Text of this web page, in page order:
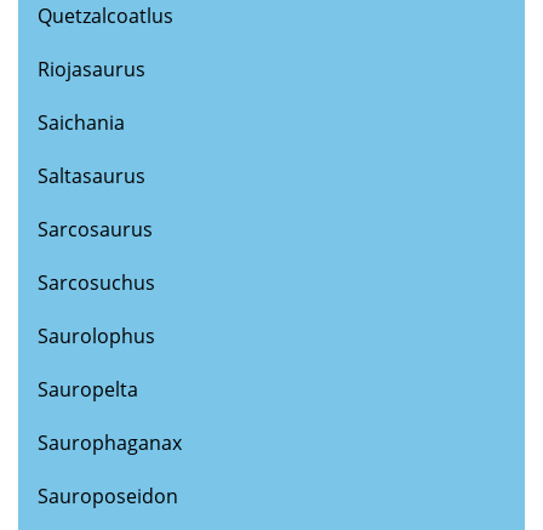
Quetzalcoatlus
Riojasaurus
Saichania
Saltasaurus
Sarcosaurus
Sarcosuchus
Saurolophus
Sauropelta
Saurophaganax
Sauroposeidon